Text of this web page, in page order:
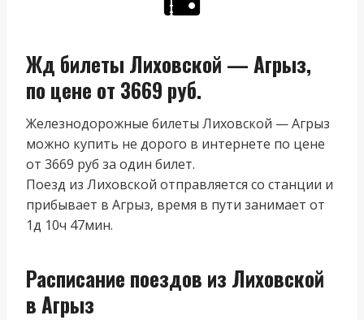
Жд билеты Лиховской — Агрыз,
по цене от 3669 руб.
Железнодорожные билеты Лиховской — Агрыз
можно купить не дорого в интернете по цене
от 3669 руб за один билет.
Поезд из Лиховской отправляется со станции и
прибывает в Агрыз, время в пути занимает от
1д 10ч 47мин.
Расписание поездов из Лиховской
в Агрыз